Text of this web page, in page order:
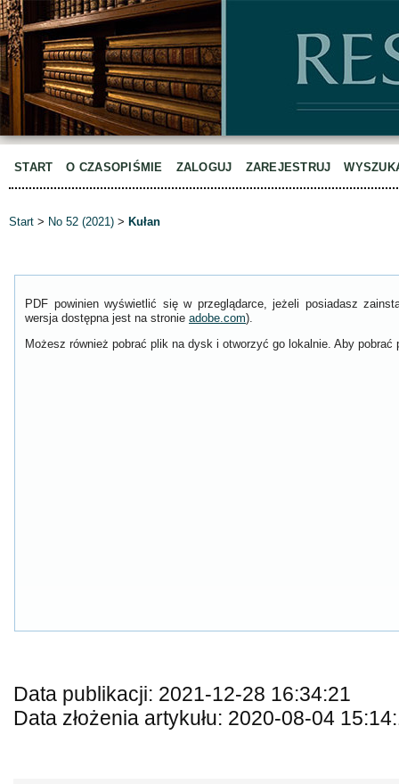
START O CZASOPIŚMIE ZALOGUJ ZAREJESTRUJ
Start > No 52 (2021) > Kułan
PDF powinien wyświetlić się w przeglądarce, jeżeli posiadasz
wersja dostępna jest na stronie adobe.com).
Możesz również pobrać plik na dysk i otworzyć go lokalnie. Aby
Data publikacji: 2021-12-28 16:34:21
Data złożenia artykułu: 2020-08-04